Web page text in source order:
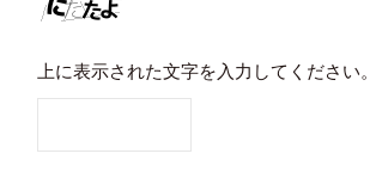
上に表示された文字を入力してください。